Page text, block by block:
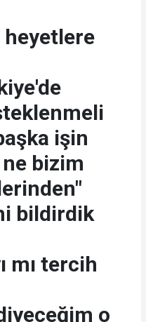
heyetlere
işin
bizim
bildirdik
mı tercih
o